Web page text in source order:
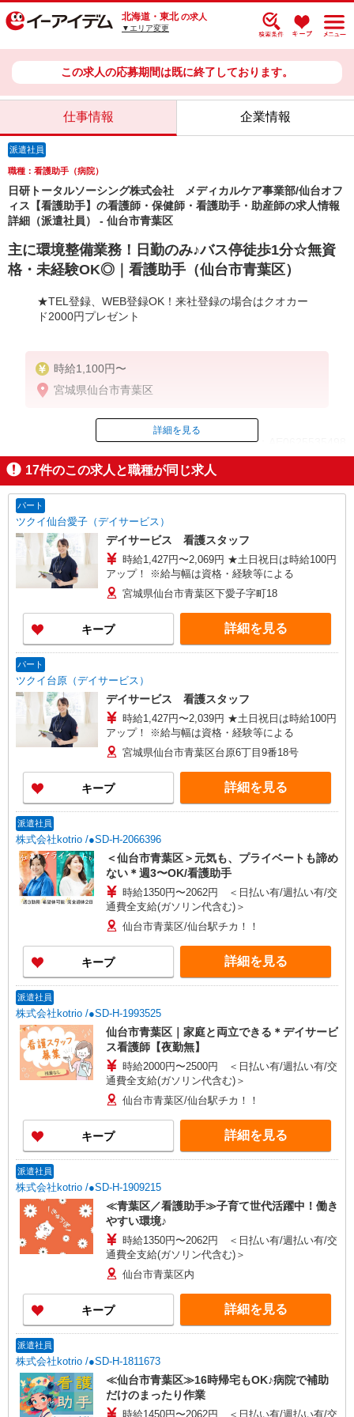
北海道・東北 の求人
▼エリア変更
この求人の応募期間は既に終了しております。
仕事情報 企業情報
派遣社員
職種：看護助手（病院）
日研トータルソーシング株式会社 メディカルケア事業部/仙台オフ
ィス【看護助手】の看護師・保健師・看護助手・助産師の求人情報
詳細（派遣社員） - 仙台市青葉区
主に環境整備業務！日勤のみ♪バス停徒歩1分☆無資
格・未経験OK◎｜看護助手（仙台市青葉区）
★TEL登録、WEB登録OK！来社登録の場合はクオカー
ド2000円プレゼント
時給1,100円〜
宮城県仙台市青葉区
ID：AE0625535498
掲載期間終了
詳細を見る
17件のこの求人と職種が同じ求人
パート
ツクイ仙台愛子（デイサービス）
デイサービス 看護スタッフ
時給1,427円〜2,069円 ★土日祝日は時給100円
アップ！ ※給与幅は資格・経験等による
宮城県仙台市青葉区下愛子字町18
キープ 詳細を見る
パート
ツクイ台原（デイサービス）
デイサービス 看護スタッフ
時給1,427円〜2,039円 ★土日祝日は時給100円
アップ！ ※給与幅は資格・経験等による
宮城県仙台市青葉区台原6丁目9番18号
キープ 詳細を見る
派遣社員
株式会社kotrio /●SD-H-2066396
＜仙台市青葉区＞元気も、プライベートも諦め
ない＊週3〜OK/看護助手
時給1350円〜2062円 ＜日払い有/週払い有/交
通費全支給(ガソリン代含む)＞
仙台市青葉区/仙台駅チカ！！
キープ 詳細を見る
派遣社員
株式会社kotrio /●SD-H-1993525
仙台市青葉区｜家庭と両立できる＊デイサービ
ス看護師【夜勤無】
時給2000円〜2500円 ＜日払い有/週払い有/交
通費全支給(ガソリン代含む)＞
仙台市青葉区/仙台駅チカ！！
キープ 詳細を見る
派遣社員
株式会社kotrio /●SD-H-1909215
≪青葉区／看護助手≫子育て世代活躍中！働き
やすい環境♪
時給1350円〜2062円 ＜日払い有/週払い有/交
通費全支給(ガソリン代含む)＞
仙台市青葉区内
キープ 詳細を見る
派遣社員
株式会社kotrio /●SD-H-1811673
≪仙台市青葉区≫16時帰宅もOK♪病院で補助
だけのまったり作業
時給1450円〜2062円 ＜日払い有/週払い有/交